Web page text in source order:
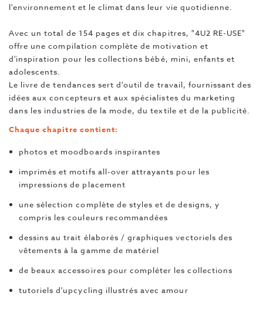
l'environnement et le climat dans leur vie quotidienne.
Avec un total de 154 pages et dix chapitres, "4U2 RE-USE"
offre une compilation complète de motivation et
d'inspiration pour les collections bébé, mini, enfants et
adolescents.
Le livre de tendances sert d'outil de travail, fournissant des
idées aux concepteurs et aux spécialistes du marketing
dans les industries de la mode, du textile et de la publicité.
Chaque chapitre contient:
photos et moodboards inspirantes
imprimés et motifs all-over attrayants pour les
impressions de placement
une sélection complète de styles et de designs, y
compris les couleurs recommandées
dessins au trait élaborés / graphiques vectoriels des
vêtements à la gamme de matériel
de beaux accessoires pour compléter les collections
tutoriels d'upcycling illustrés avec amour